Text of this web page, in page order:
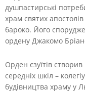
душпастирські
храм святих
бароко. Його
ордену Джакомо
Орден єзуїтів
середніх шкіл –
будівництва храму у